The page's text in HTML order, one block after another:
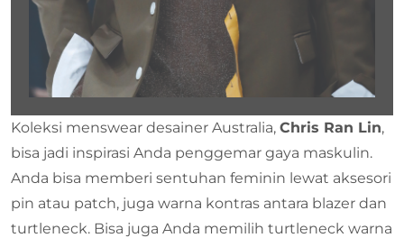
Koleksi menswear desainer Australia, Chris Ran Lin,
bisa jadi inspirasi Anda penggemar gaya maskulin.
Anda bisa memberi sentuhan feminin lewat aksesori
pin atau patch, juga warna kontras antara blazer dan
turtleneck. Bisa juga Anda memilih turtleneck warna